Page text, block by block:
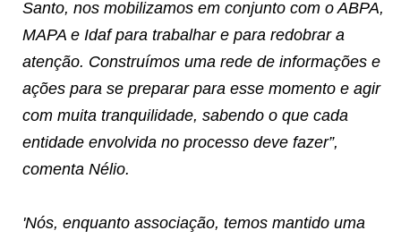
Santo, nos mobilizamos em conjunto com o ABPA,
MAPA e Idaf para trabalhar e para redobrar a
atenção. Construímos uma rede de informações e
ações para se preparar para esse momento e agir
com muita tranquilidade, sabendo o que cada
entidade envolvida no processo deve fazer”,
comenta Nélio.
'Nós, enquanto associação, temos mantido uma